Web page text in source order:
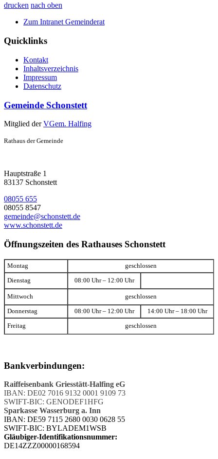
drucken nach oben
Zum Intranet Gemeinderat
Quicklinks
Kontakt
Inhaltsverzeichnis
Impressum
Datenschutz
Gemeinde Schonstett
Mitglied derVGem. Halfing
Rathaus der Gemeinde
Hauptstraße 1
83137 Schonstett
08055 655
08055 8547
gemeinde@schonstett.de
www.schonstett.de
Öffnungszeiten des Rathauses Schonstett
Montag geschlossen
Dienstag 08:00 Uhr – 12:00 Uhr
Mittwoch geschlossen
Donnerstag 08:00 Uhr – 12:00 Uhr 14:00 Uhr – 18:00 Uhr
Freitag geschlossen
Bankverbindungen:
Raiffeisenbank Griesstätt-Halfing eG
IBAN: DE02 7016 9132 0001 9109 73
SWIFT-BIC: GENODEF1HFG
Sparkasse Wasserburg a. Inn
IBAN: DE59 7115 2680 0030 0628 55
SWIFT-BIC: BYLADEM1WSB
Gläubiger-Identifikationsnummer:
DE14ZZZ00000168594